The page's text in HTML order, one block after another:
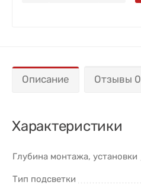
Описание Отзывы 0
Характеристики
Глубина монтажа, установки
Тип подсветки